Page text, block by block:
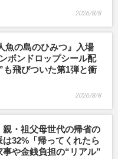
2026/8/8
魚の島のひみつ』入場
ボンドロップシール配
も飛びついた第1弾と衝
2026/8/8
親・祖父母世代の帰省の
32%「帰ってくれたら
事や金銭負担の“リアル”